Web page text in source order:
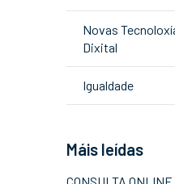
Novas
Dixital
Igualdade
Máis leídas